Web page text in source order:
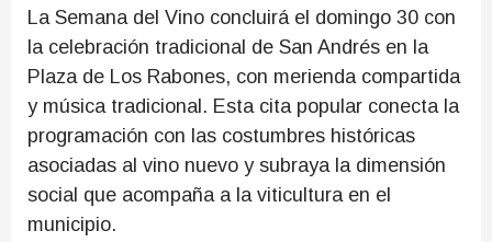
La Semana del Vino concluirá el domingo 30 con
la celebración tradicional de San Andrés en la
Plaza de Los Rabones, con merienda compartida
y música tradicional. Esta cita popular conecta la
programación con las costumbres históricas
asociadas al vino nuevo y subraya la dimensión
social que acompaña a la viticultura en el
municipio.